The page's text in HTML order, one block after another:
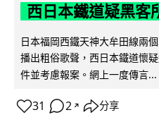
西日本鐵道疑黑客
日本福岡西鐵天神大牟田線兩
播出粗俗歌聲，西日本鐵道懷
件並考慮報案。網上一度傳言...
31 2 ↗ 分享